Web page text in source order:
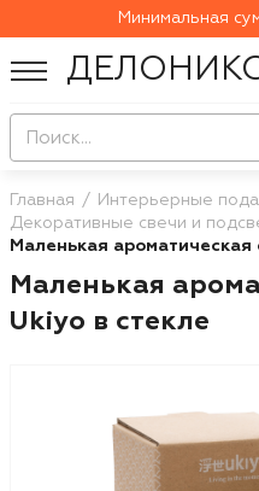
Минимальная
Главная Интерьерные
Декоративные свечи и
Маленькая ароматическая
Маленькая
Ukiyo в стекле